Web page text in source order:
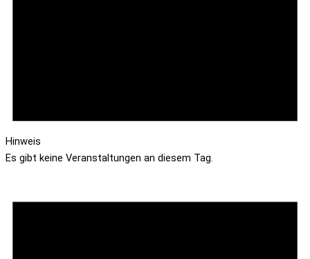
Hinweis
Es gibt keine Veranstaltungen an diesem Tag.